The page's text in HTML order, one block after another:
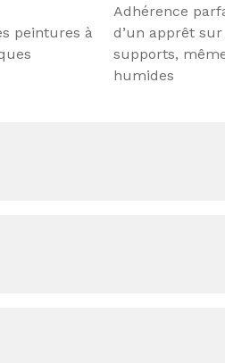
peintures à
Adhérence
d’un apprêt
supports,
humides